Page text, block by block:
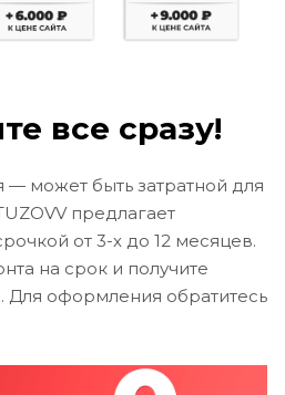
все сразу!
— может быть затратной для
предлагает
от 3-х до 12 месяцев.
на срок и получите
оформления обратитесь